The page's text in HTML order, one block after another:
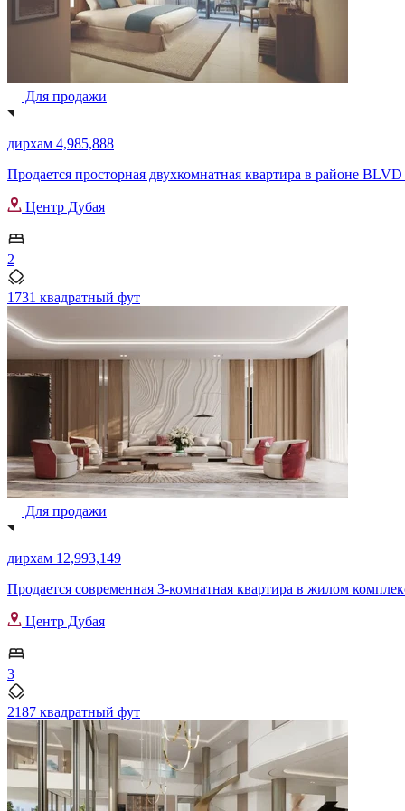
Для продажи
дирхам 4,985,888
Продается просторная двухкомнатная квартира в районе
Центр Дубая
2
1731 квадратный фут
Для продажи
дирхам 12,993,149
Продается современная 3-комнатная квартира в жилом
Центр Дубая
3
2187 квадратный фут